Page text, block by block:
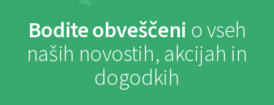
Bodite obveščeni o vseh
naših novostih, akcijah in
dogodkih